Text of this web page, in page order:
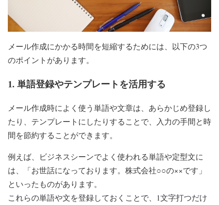
メール作成にかかる時間を短縮するためには、以下の3つ
のポイントがあります。
1. 単語登録やテンプレートを活用する
メール作成時によく使う単語や文章は、あらかじめ登録し
たり、テンプレートにしたりすることで、入力の手間と時
間を節約することができます。
例えば、ビジネスシーンでよく使われる単語や定型文に
は、「お世話になっております。株式会社○○の××です」
といったものがあります。
これらの単語や文を登録しておくことで、1文字打つだけ